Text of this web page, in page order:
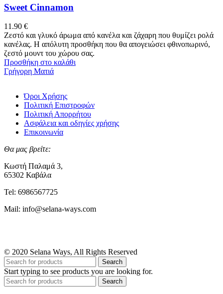
παραλλαγές.
Οι
μπορούν
να
επιλεγούν
στη
σελίδα
του
Sweet Cinnamon
11.90 €
Ζεστό και γλυκό άρωμα από κανέλα και ζάχαρη που θυμίζει ρολά
κανέλας. Η απόλυτη προσθήκη που θα απογειώσει φθινοπωρινό,
ζεστό μουντ του χώρου σας.
Προσθήκη στο καλάθι
Γρήγορη Ματιά
Όροι Χρήσης
Πολιτική Επιστροφών
Πολιτική Απορρήτου
Ασφάλεια και οδηγίες χρήσης
Επικοινωνία
Θα μας βρείτε:
Κωστή Παλαμά 3,
65302 Καβάλα
Tel: 6986567725
Mail: info@selana-ways.com
© 2020 Selana Ways, All Rights Reserved
Search
Start typing to see products you are looking for.
Search